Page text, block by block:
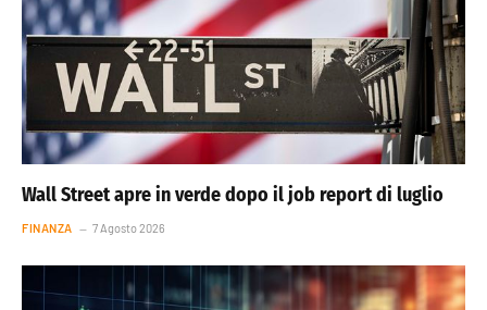
Wall Street apre in verde dopo il job report di luglio
FINANZA 7 Agosto 2026